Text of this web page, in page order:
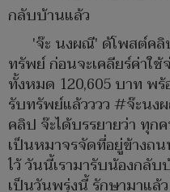
กลับบ้านแล้ว
'จ๊ะ นงผณี' ด้โพสต์คลิ
ทรัพย์ ก่อนจะเคลียร์ค่าใ
ทั้งหมด 120,605 บาท พ
รับทรัพย์แล้วววว #จ๊ะนง
คลิป จ๊ะได้บรรยายว่า ทุก
เป็นหมาจรจัดที่อยู่ข้างถ
ไว้ วันนี้เรามารับน้องกลั
เป็นวันพรุ่งนี้ รักษามาแล้